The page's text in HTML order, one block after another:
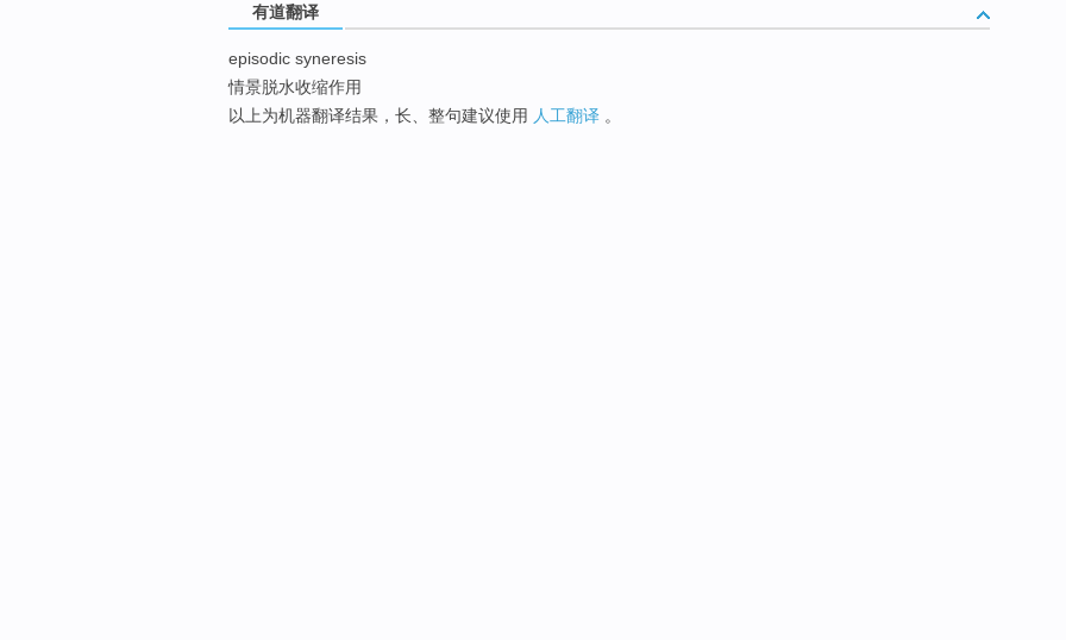
有道翻译
episodic syneresis
情景脱水收缩作用
以上为机器翻译结果，长、整句建议使用 人工翻译 。